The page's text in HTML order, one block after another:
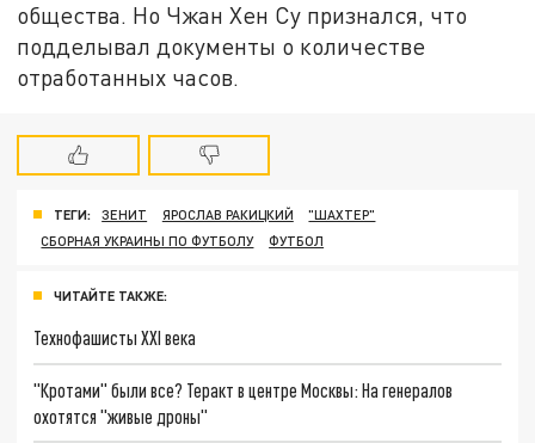
общества. Но Чжан Хен Су признался, что
подделывал документы о количестве
отработанных часов.
ТЕГИ: ЗЕНИТ ЯРОСЛАВ РАКИЦКИЙ
"ШАХТЕР"
СБОРНАЯ УКРАИНЫ ПО ФУТБОЛУ
ФУТБОЛ
ЧИТАЙТЕ ТАКЖЕ:
Технофашисты XXI века
"Кротами" были все? Теракт в центре Москвы: На генералов
охотятся "живые дроны"